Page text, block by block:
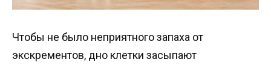
Чтобы не было неприятного запаха от
экскрементов, дно клетки засыпают